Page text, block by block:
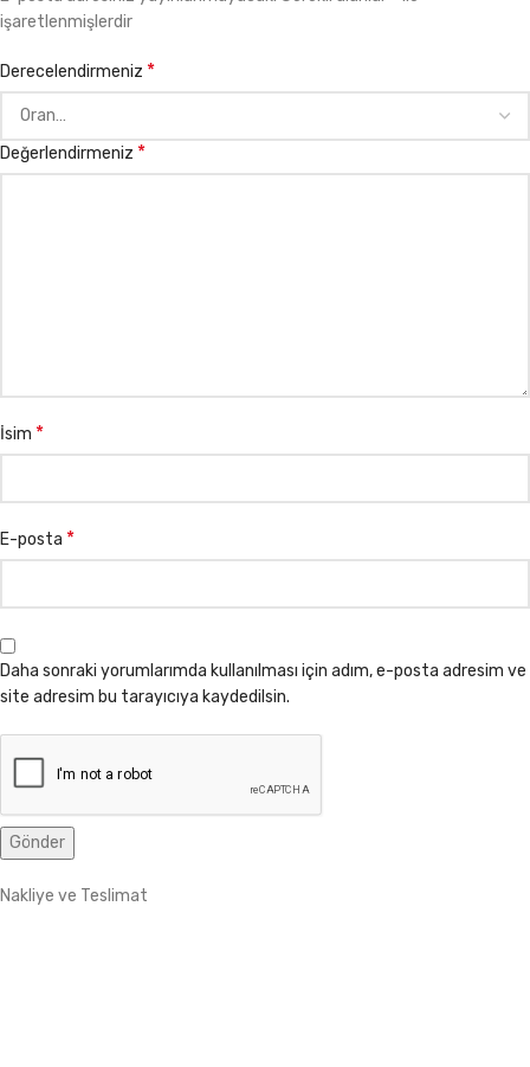
işaretlenmişlerdir
Derecelendirmeniz *
Değerlendirmeniz *
İsim *
E-posta *
Daha sonraki yorumlarımda kullanılması için adım, e-posta adresim ve
site adresim bu tarayıcıya kaydedilsin.
Nakliye ve Teslimat